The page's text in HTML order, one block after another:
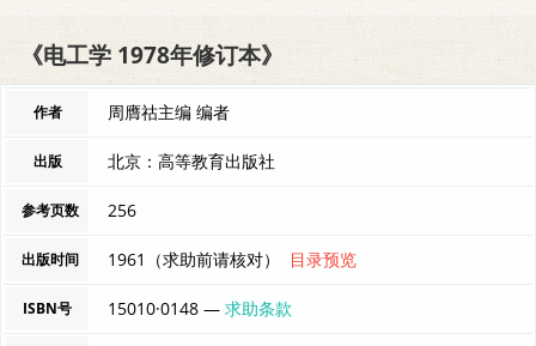
《电工学 1978年修订本》
作者 周膺祜主编 编者
出版 北京：高等教育出版社
参考页数 256
出版时间 1961（求助前请核对） 目录预览
ISBN号 15010·0148 —求助条款